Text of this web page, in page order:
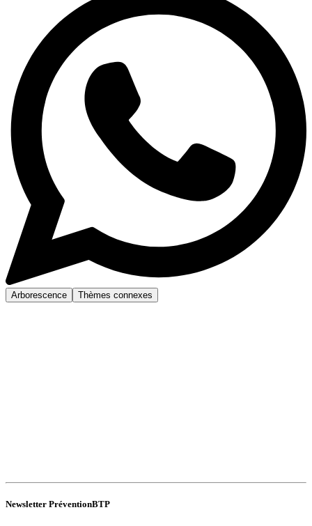
Arborescence Thèmes connexes
Newsletter PréventionBTP